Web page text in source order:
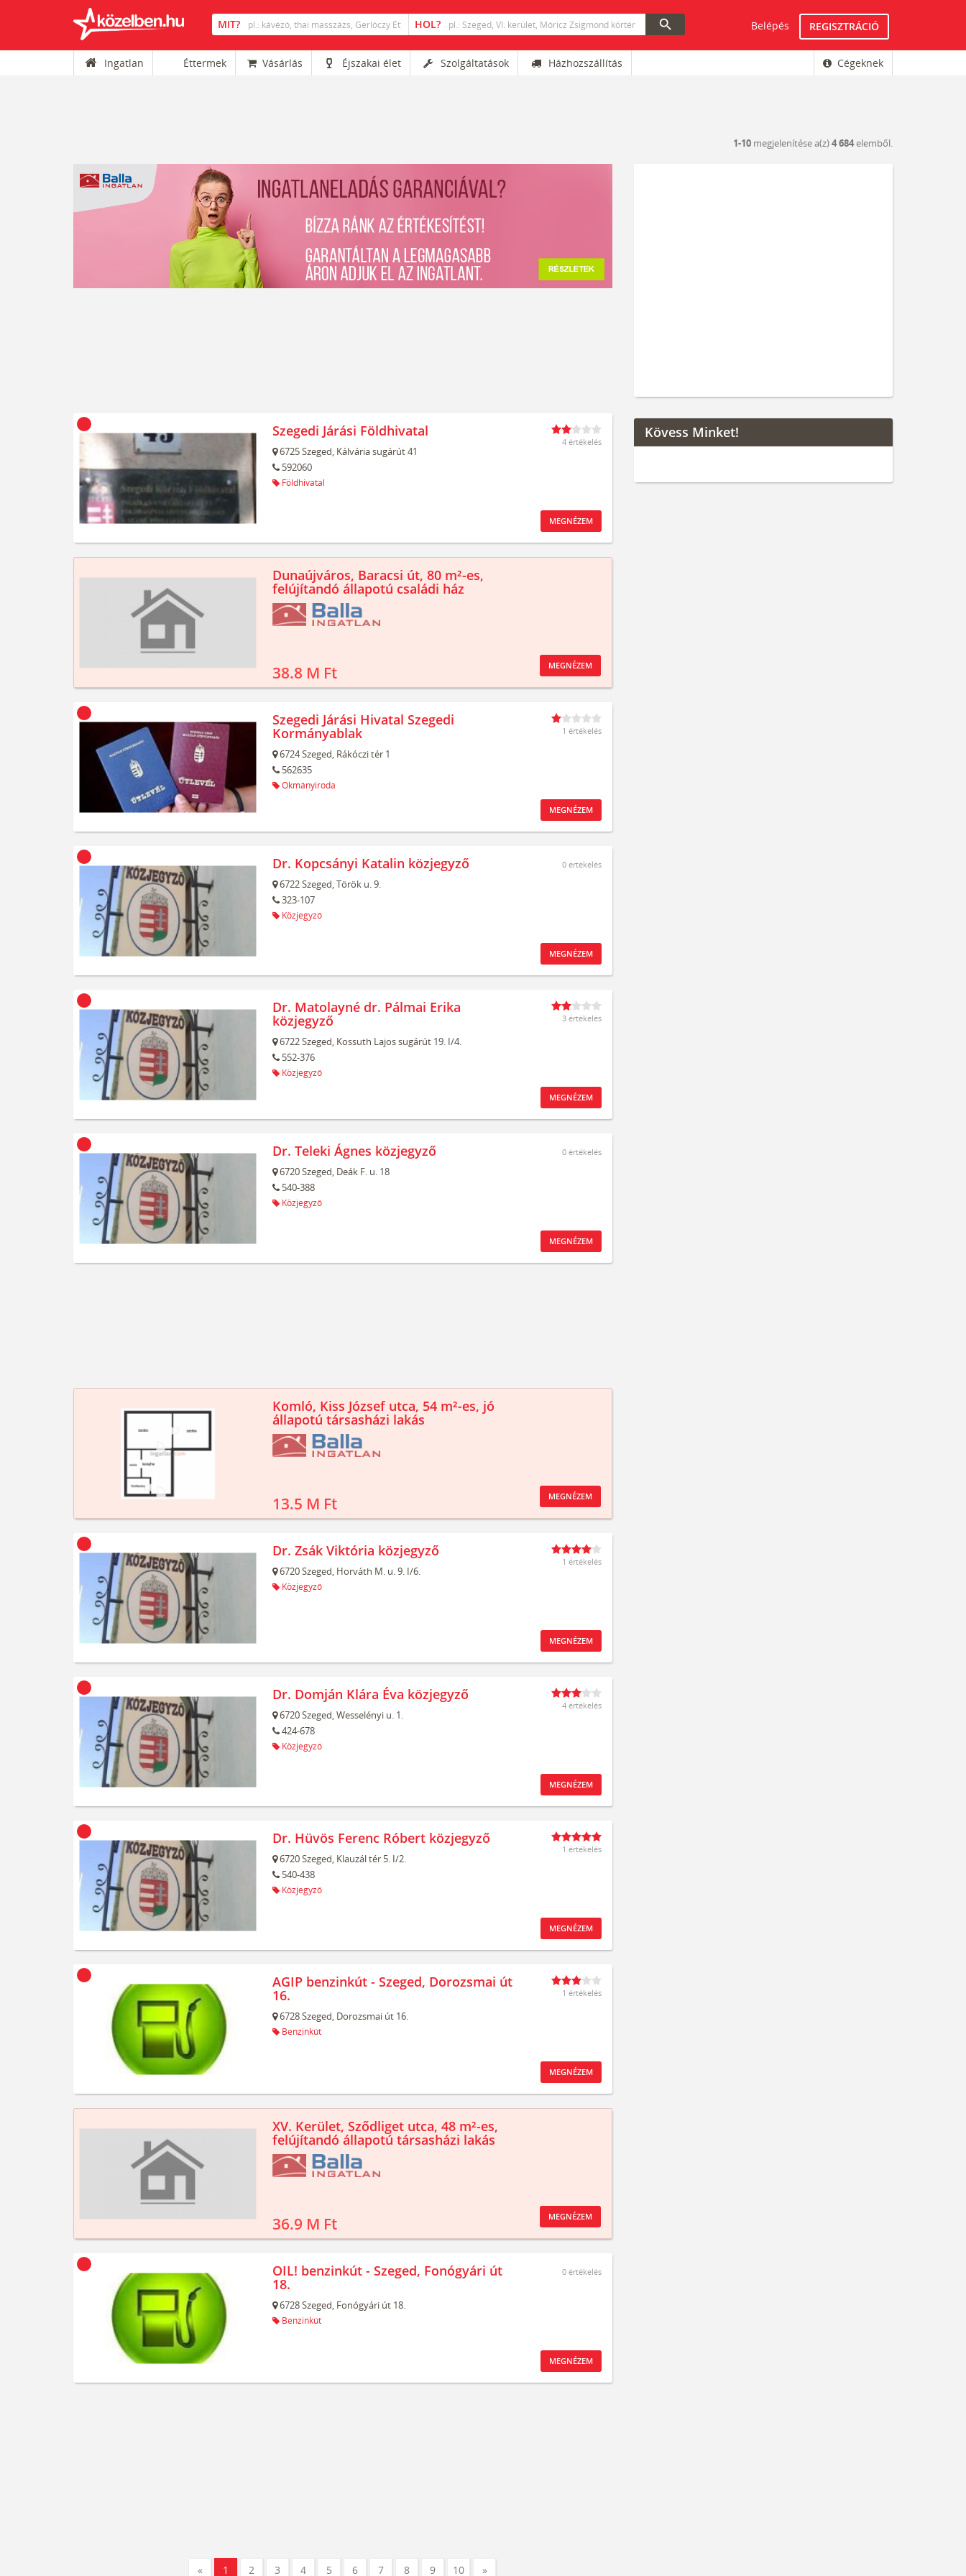
search Belépés REGISZTRÁCIÓ
Ingatlan Éttermek Vásárlás Éjszakai élet Szolgáltatások Házhozszállítás Cégeknek
1-10 megjelenítése a(z)4 684elemből.
Szegedi Járási Földhivatal
6725Szeged, Kálvária sugárút 41
592060
Földhivatal
4 értékelés
MEGNÉZEM
Dunaújváros, Baracsi út, 80 m²-es,
felújítandó állapotú családi ház
38.8 M Ft MEGNÉZEM
Szegedi Járási Hivatal Szegedi
Kormányablak
6724Szeged, Rákóczi tér 1
562635
Okmányiroda
1 értékelés
MEGNÉZEM
Dr. Kopcsányi Katalin közjegyző
6722Szeged,Török u. 9.
323-107
Közjegyző
0 értékelés
MEGNÉZEM
Dr. Matolayné dr. Pálmai Erika
közjegyző
6722Szeged, Kossuth Lajos sugárút 19. I/4.
552-376
Közjegyző
3 értékelés
MEGNÉZEM
Dr. Teleki Ágnes közjegyző
6720Szeged, Deák F. u. 18
540-388
Közjegyző
0 értékelés
MEGNÉZEM
Komló, Kiss József utca, 54 m²-es, jó
állapotú társasházi lakás
13.5 M Ft MEGNÉZEM
Dr. Zsák Viktória közjegyző
6720Szeged, Horváth M. u. 9. I/6.
Közjegyző
1 értékelés
MEGNÉZEM
Dr. Domján Klára Éva közjegyző
6720Szeged,Wesselényi u. 1.
424-678
Közjegyző
4 értékelés
MEGNÉZEM
Dr. Hüvös Ferenc Róbert közjegyző
6720Szeged, Klauzál tér 5. I/2.
540-438
Közjegyző
1 értékelés
MEGNÉZEM
AGIP benzinkút - Szeged, Dorozsmai út
16.
6728Szeged, Dorozsmai út 16.
Benzinkút
1 értékelés
MEGNÉZEM
XV. Kerület, Sződliget utca, 48 m²-es,
felújítandó állapotú társasházi lakás
36.9 M Ft MEGNÉZEM
OIL! benzinkút - Szeged, Fonógyári út
18.
6728Szeged, Fonógyári út 18.
Benzinkút
0 értékelés
MEGNÉZEM
« 1 2 3 4 5 6 7 8 9 10 »
Kövess Minket!